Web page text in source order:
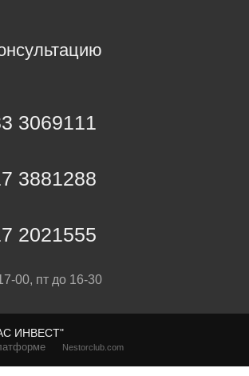
3069111
3881288
2021555
00, пт до 16-30
ИНВЕСТ"
Nestorclub.com